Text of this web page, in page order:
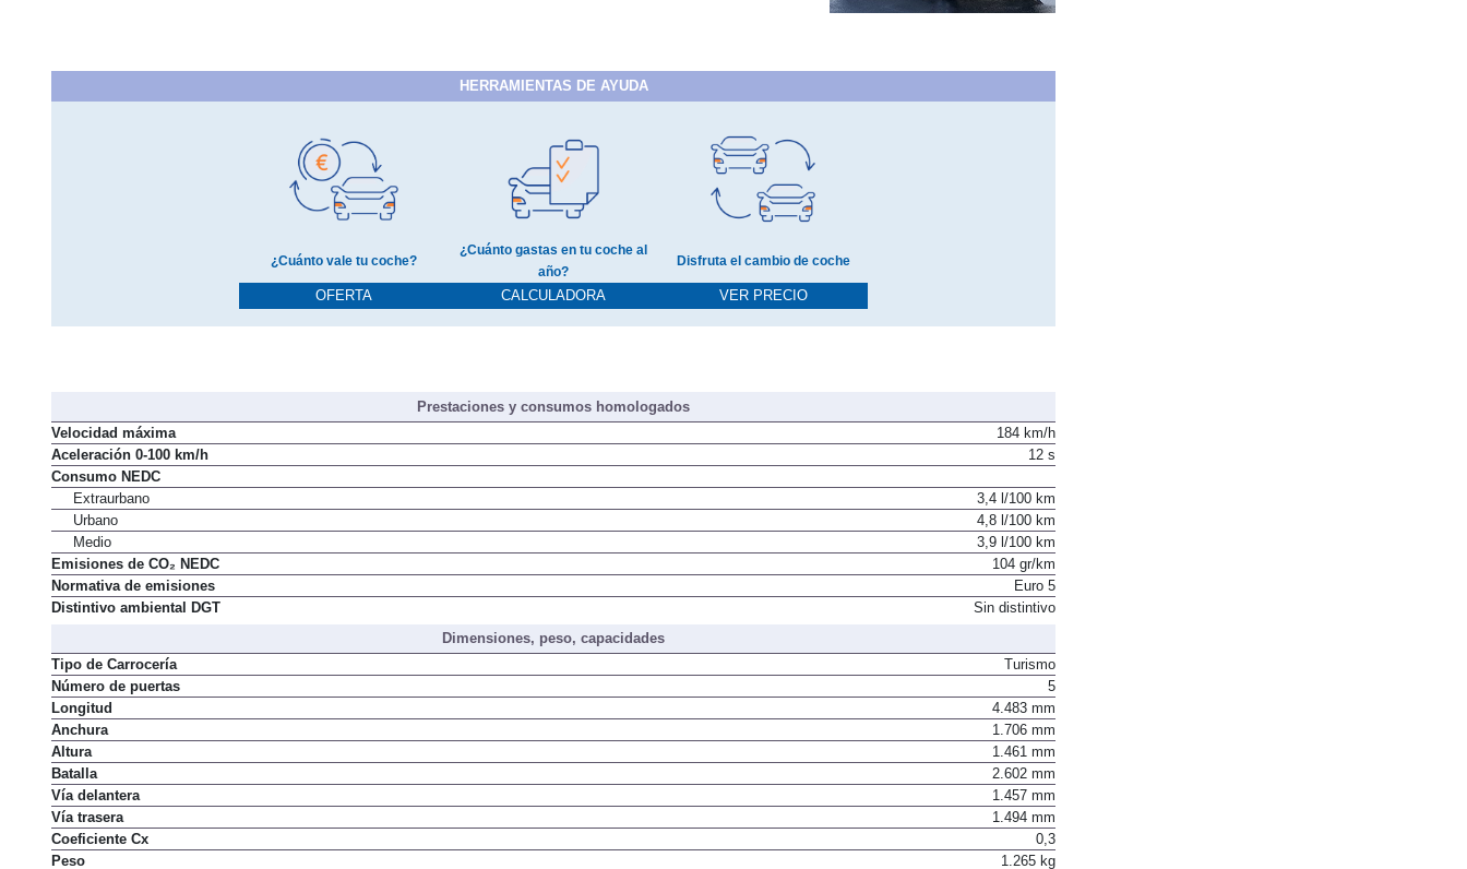
HERRAMIENTAS DE AYUDA
OFERTA
¿Cuánto gastas en tu coche al
año?
CALCULADORA VER PRECIO
Prestaciones y consumos homologados
Velocidad máxima
184 km/h
Aceleración 0-100 km/h
Consumo NEDC
Extraurbano
3,4 l/100 km
Urbano
4,8 l/100 km
Medio
3,9 l/100 km
Emisiones de CO₂ NEDC
104 gr/km
Normativa de emisiones
Euro 5
Dimensiones, peso, capacidades
Tipo de Carrocería
Turismo
Número de puertas
5
Longitud
4.483 mm
Anchura
1.706 mm
Altura
1.461 mm
Batalla
2.602 mm
Vía delantera
1.457 mm
Vía trasera
1.494 mm
Coeficiente Cx
0,3